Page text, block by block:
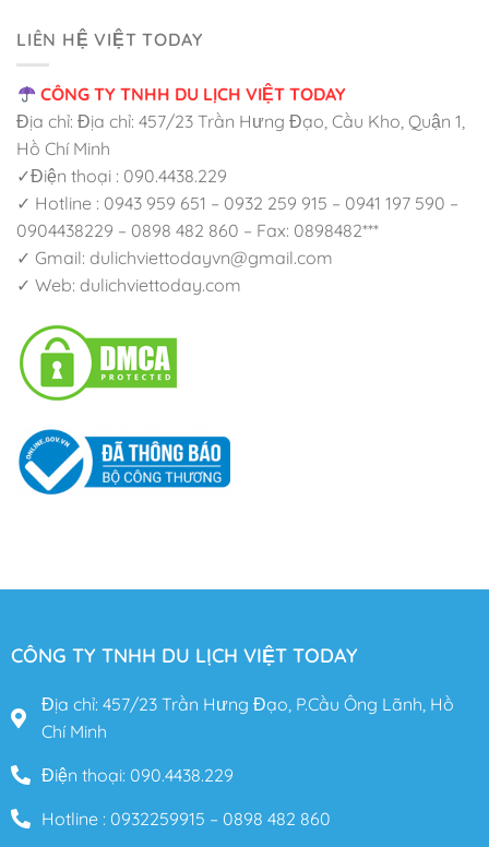
LIÊN HỆ VIỆT TODAY
CÔNG TY TNHH DU LỊCH VIỆT TODAY
Địa chỉ: Địa chỉ: 457/23 Trần Hưng Đạo, Cầu Kho, Quận 1,
Hồ Chí Minh
✓Điện thoại : 090.4438.229
✓ Hotline : 0943 959 651 – 0932 259 915 – 0941 197 590 –
0904438229 – 0898 482 860 – Fax: 0898482***
✓ Gmail: dulichviettodayvn@gmail.com
✓ Web: dulichviettoday.com
CÔNG TY TNHH DU LỊCH VIỆT TODAY
Địa chỉ: 457/23 Trần Hưng Đạo, P.Cầu Ông Lãnh, Hồ
Chí Minh
Điện thoại: 090.4438.229
Hotline : 0932259915 – 0898 482 860